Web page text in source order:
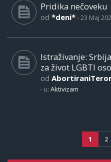
Pridika nečoveku
od *deni*-23 Maj
Istraživanje:
za život LGBTI
od
- u: Aktivizam
1 2